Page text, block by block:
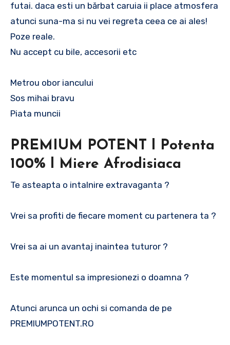
futai. daca esti un bărbat caruia ii place atmosfera
atunci suna-ma si nu vei regreta ceea ce ai ales!
Poze reale.
Nu accept cu bile, accesorii etc
Metrou obor iancului
Sos mihai bravu
Piata muncii
PREMIUM POTENT l Potenta
100% l Miere Afrodisiaca
Te asteapta o intalnire extravaganta ?
Vrei sa profiti de fiecare moment cu partenera ta ?
Vrei sa ai un avantaj inaintea tuturor ?
Este momentul sa impresionezi o doamna ?
Atunci arunca un ochi si comanda de pe
PREMIUMPOTENT.RO